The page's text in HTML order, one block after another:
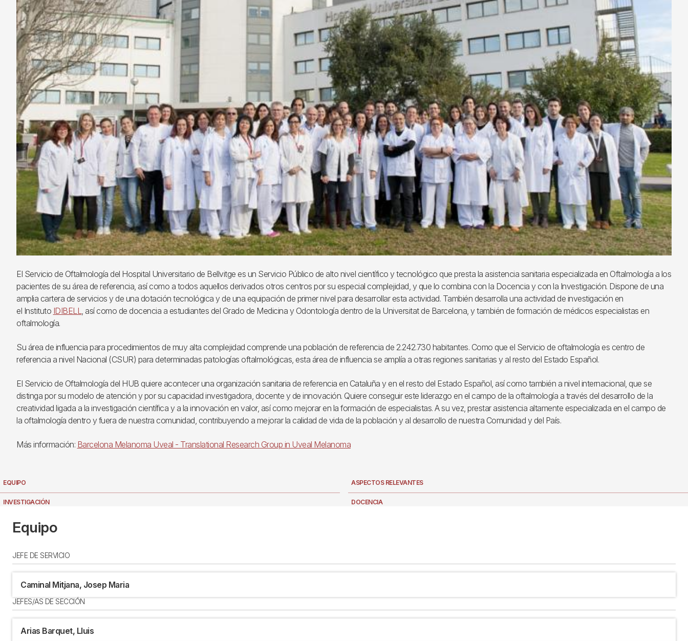
El Servicio de Oftalmología del Hospital Universitario de Bellvitge es un Servicio Público de alto nivel científico y tecnológico que presta la asistencia sanitaria especializada en Oftalmología a los
pacientes de su área de referencia, así como a todos aquellos derivados otros centros por su especial complejidad, y que lo combina con la Docencia y con la Investigación. Dispone de una
amplia cartera de servicios y de una dotación tecnológica y de una equipación de primer nivel para desarrollar esta actividad. También desarrolla una actividad de investigación en
el Instituto IDIBELL
, así como de docencia a estudiantes del Grado de Medicina y Odontología dentro de la Universitat de Barcelona, y también de formación de médicos especialistas en
oftalmología.
Su área de influencia para procedimientos de muy alta complejidad comprende una población de referencia de 2.242.730 habitantes. Como que el Servicio de oftalmología es centro de
referencia a nivel Nacional (CSUR) para determinadas patologías oftalmológicas, esta área de influencia se amplía a otras regiones sanitarias y al resto del Estado Español.
El Servicio de Oftalmología del HUB quiere acontecer una organización sanitaria de referencia en Cataluña y en el resto del Estado Español, así como también a nivel internacional, que se
distinga por su modelo de atención y por su capacidad investigadora, docente y de innovación. Quiere conseguir este liderazgo en el campo de la oftalmología a través del desarrollo de la
creatividad ligada a la investigación científica y a la innovación en valor, así como mejorar en la formación de especialistas. A su vez, prestar asistencia altamente especializada en el campo de
la oftalmología dentro y fuera de nuestra comunidad, contribuyendo a mejorar la calidad de vida de la población y al desarrollo de nuestra Comunidad y del País.
Más información: Barcelona Melanoma Uveal - Translational Research Group in Uveal Melanoma
EQUIPO ASPECTOS RELEVANTES
INVESTIGACIÓN DOCENCIA
UBICACIÓN
Equipo
JEFE DE SERVICIO
Caminal Mitjana, Josep Maria
JEFES/AS DE SECCIÓN
Arias Barquet, Lluis